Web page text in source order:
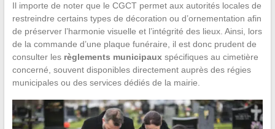
Il importe de noter que le CGCT permet aux autorités locales de
restreindre certains types de décoration ou d’ornementation afin
de préserver l’harmonie visuelle et l’intégrité des lieux. Ainsi, lors
de la commande d’une plaque funéraire, il est donc prudent de
consulter les règlements municipauxspécifiques au cimetière
concerné, souvent disponibles directement auprès des régies
municipales ou des services dédiés de la mairie.